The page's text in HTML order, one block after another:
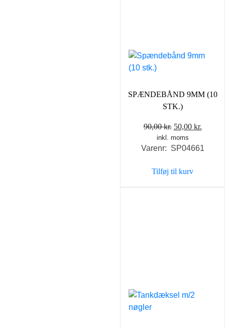
SPÆNDEBÅND 9MM (10
STK.)
90,00kr. Den
oprindelige
pris
90,00 kr..
50,00 kr.
pris
inkl. moms
Varenr: SP04661
Tilføj til kurv